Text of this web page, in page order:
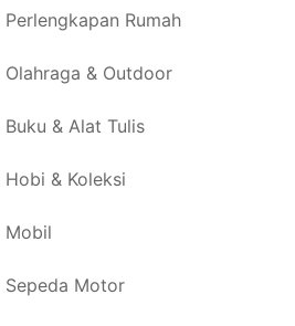
Perlengkapan Rumah
Olahraga & Outdoor
Buku & Alat Tulis
Hobi & Koleksi
Mobil
Sepeda Motor